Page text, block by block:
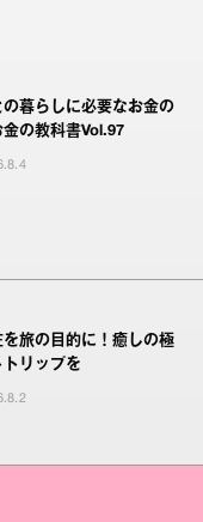
の暮らしに必要なお金の
金の教科書Vol.97
旅の目的に！癒しの極
リップを